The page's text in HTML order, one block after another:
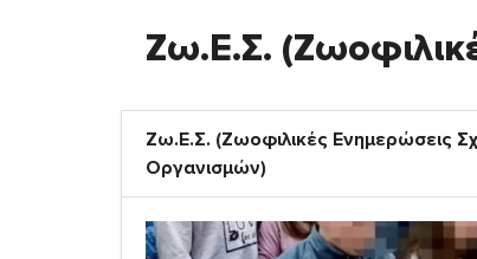
Ζω.Ε.Σ.
Ζω.Ε.Σ. (Ζωοφιλικές Ενημερώσεις
Οργανισμών)